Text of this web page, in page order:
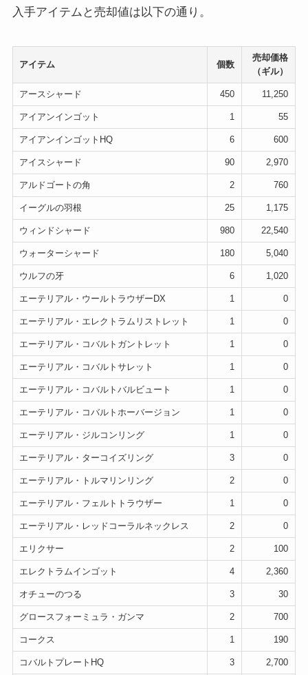
入手アイテムと売却値は以下の通り。
アイテム 個数
売却価格
（ギル）
アースシャード 450 11,250
アイアンインゴット 1 55
アイアンインゴットHQ 6 600
アイスシャード 90 2,970
アルドゴートの角 2 760
イーグルの羽根 25 1,175
ウィンドシャード 980 22,540
ウォーターシャード 180 5,040
ウルフの牙 6 1,020
エーテリアル・ウールトラウザーDX 1 0
エーテリアル・エレクトラムリストレット 1 0
エーテリアル・コバルトガントレット 1 0
エーテリアル・コバルトサレット 1 0
エーテリアル・コバルトバルビュート 1 0
エーテリアル・コバルトホーバージョン 1 0
エーテリアル・ジルコンリング 1 0
エーテリアル・ターコイズリング 3 0
エーテリアル・トルマリンリング 2 0
エーテリアル・フェルトトラウザー 1 0
エーテリアル・レッドコーラルネックレス 2 0
エリクサー 2 100
エレクトラムインゴット 4 2,360
オチューのつる 3 30
グロースフォーミュラ・ガンマ 2 700
コークス 1 190
コバルトプレートHQ 3 2,700